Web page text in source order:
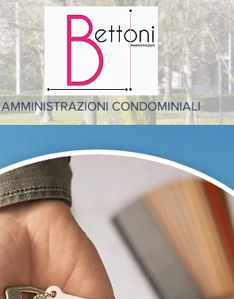
AMMINISTRAZIONI CONDOMINIALI